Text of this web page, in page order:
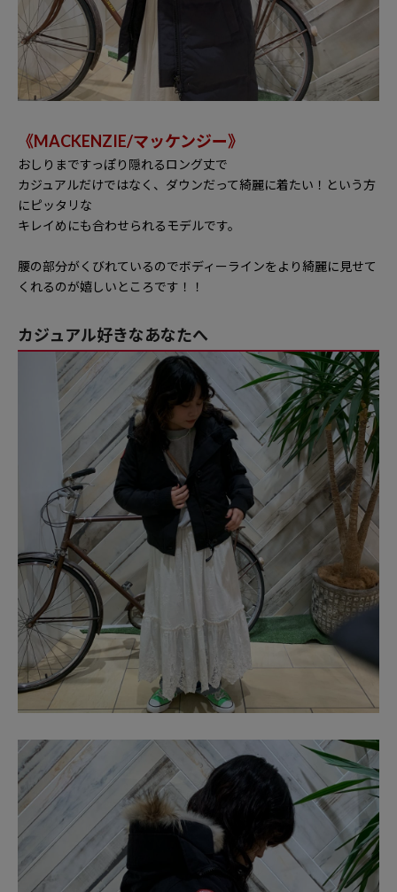
《MACKENZIE/マッケンジー》
おしりまですっぽり隠れるロング丈で
カジュアルだけではなく、ダウンだって綺麗に着たい！という方
にピッタリな
キレイめにも合わせられるモデルです。
腰の部分がくびれているのでボディーラインをより綺麗に見せて
くれるのが嬉しいところです！！
カジュアル好きなあなたへ